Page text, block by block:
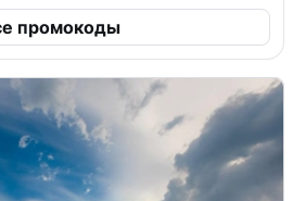
промокоды